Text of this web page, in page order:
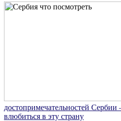
достопримечательностей Сербии
влюбиться в эту страну